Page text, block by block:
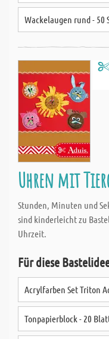
Wackelaugen rund - 50
Uhren mit
Stunden, Minuten und
sind kinderleicht zu
Uhrzeit.
Für diese
Acrylfarben Set Triton
Tonpapierblock - 20